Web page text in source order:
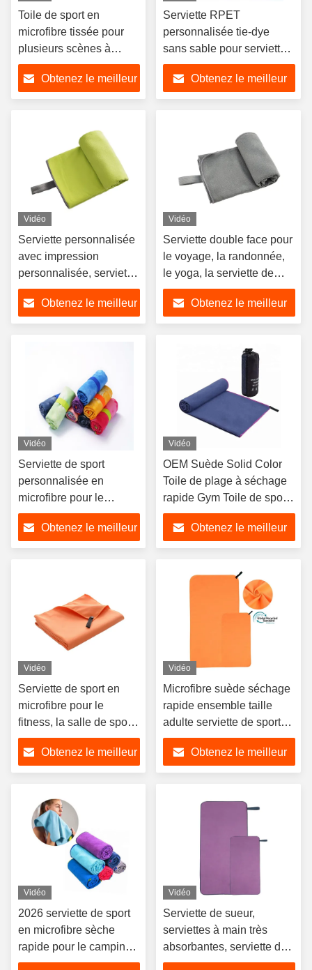
Toile de sport en
microfibre tissée pour
plusieurs scènes à
séchage rapide
Obtenez le meilleur
Serviette RPET
personnalisée tie-dye
sans sable pour serviette
de sport en microfibre
Obtenez le meilleur
Vidéo
Serviette personnalisée
avec impression
personnalisée, serviette
de sport en microfibre à
séchage rapide
Obtenez le meilleur
Vidéo
Serviette double face pour
le voyage, la randonnée,
le yoga, la serviette de
sport en microfibre pour
l'entraînement
Obtenez le meilleur
Vidéo
Serviette de sport
personnalisée en
microfibre pour le
voyage et le camping, à
séchage rapide et douce
pour la peau
Obtenez le meilleur
Vidéo
OEM Suède Solid Color
Toile de plage à séchage
rapide Gym Toile de sport
en microfibre
Obtenez le meilleur
Vidéo
Serviette de sport en
microfibre pour le
fitness, la salle de sport,
le camping et la natation
Obtenez le meilleur
Vidéo
Microfibre suède séchage
rapide ensemble taille
adulte serviette de sport
en microfibre extérieure
Obtenez le meilleur
Vidéo
2026 serviette de sport
en microfibre sèche
rapide pour le camping
en plein air
Vidéo
Serviette de sueur,
serviettes à main très
absorbantes, serviette de
sport en microfibre pour